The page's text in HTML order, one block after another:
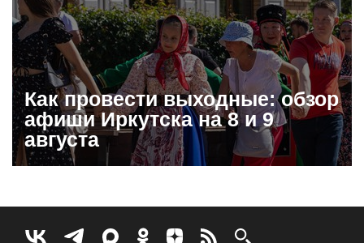
Как провести выходные: обзор
афиши Иркутска на 8 и 9
августа